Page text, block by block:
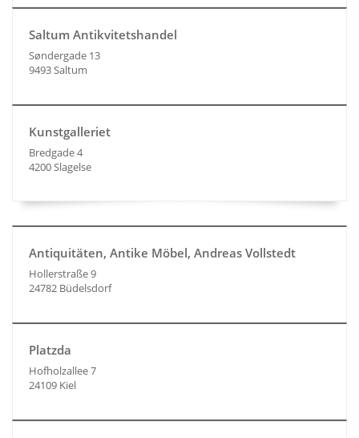
Saltum Antikvitetshandel
Søndergade 13
9493 Saltum
Kunstgalleriet
Bredgade 4
4200 Slagelse
Antiquitäten, Antike Möbel, Andreas Vollstedt
Hollerstraße 9
24782 Büdelsdorf
Platzda
Hofholzallee 7
24109 Kiel